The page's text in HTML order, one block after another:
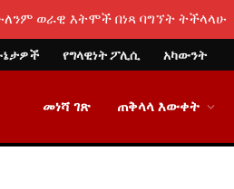
ወራዊ እትሞች በነጻ ባግኘት ትችላላሁ
የግላዊነት ፖሊሲ አካውንት
መነሻ ገጽ ጠቅላላ እውቀት